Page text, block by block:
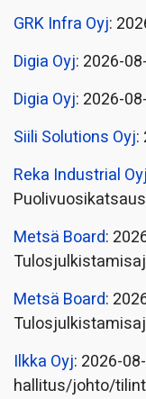
GRK Infra Oyj:
Digia Oyj: 2026-
Digia Oyj: 2026-
Siili Solutions Oyj:
Reka Industrial Oyj
Puolivuosikatsaus
Metsä Board:
Metsä Board:
Ilkka Oyj: 2026-
hallitus/johto/